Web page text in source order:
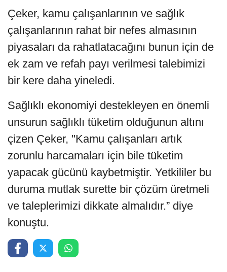
Çeker, kamu çalışanlarının ve sağlık
çalışanlarının rahat bir nefes almasının
piyasaları da rahatlatacağını bunun için de
ek zam ve refah payı verilmesi talebimizi
bir kere daha yineledi.
Sağlıklı ekonomiyi destekleyen en önemli
unsurun sağlıklı tüketim olduğunun altını
çizen Çeker, "Kamu çalışanları artık
zorunlu harcamaları için bile tüketim
yapacak gücünü kaybetmiştir. Yetkililer bu
duruma mutlak surette bir çözüm üretmeli
ve taleplerimizi dikkate almalıdır.” diye
konuştu.